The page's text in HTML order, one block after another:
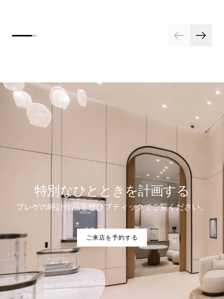
特別なひとときを計画する
ブレゲの時計作品をぜひブティックでご覧ください。
ご来店を予約する